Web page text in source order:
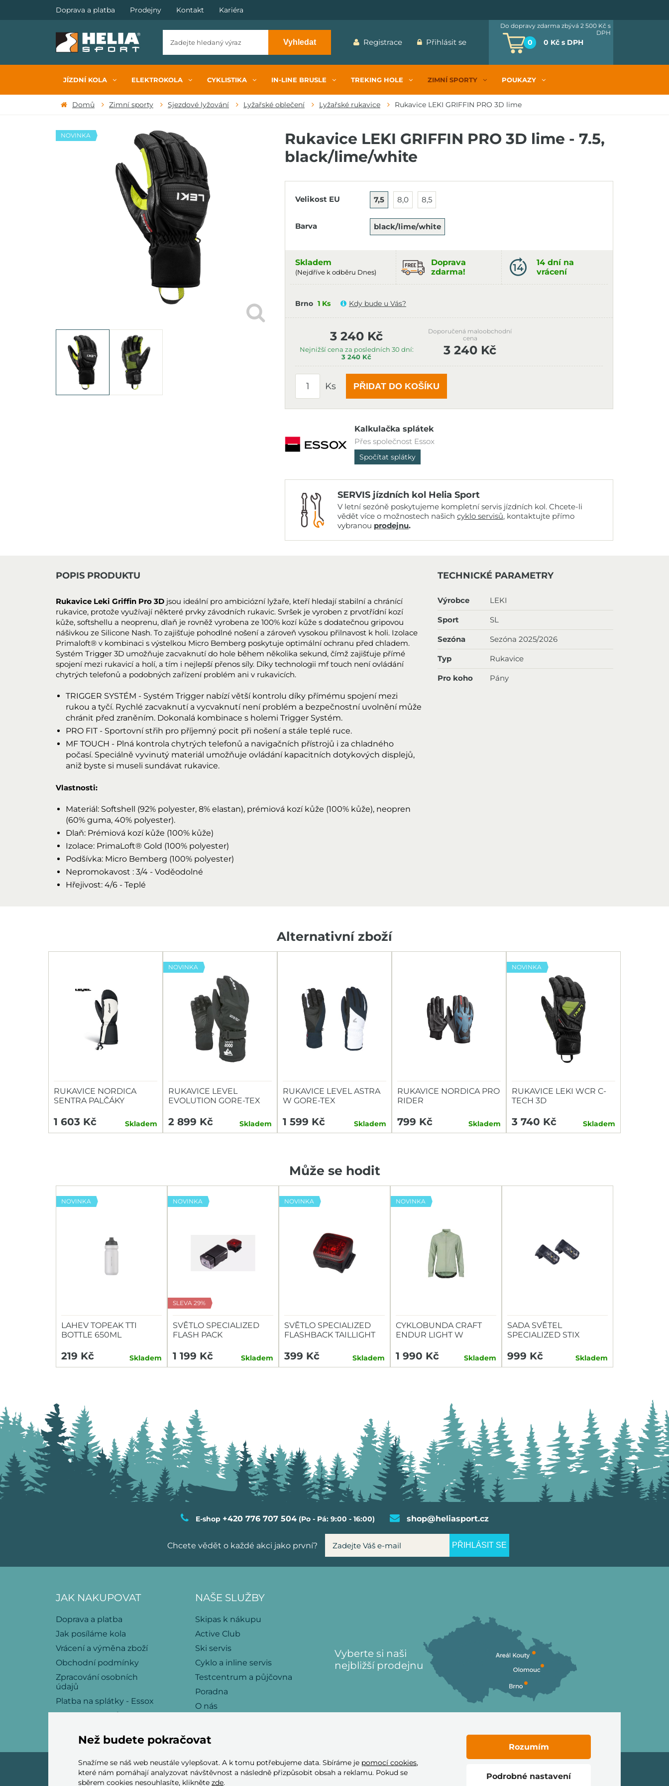
Doprava a platba Prodejny Kontakt Kariéra
Vyhledat Registrace Přihlásit se 0 0 Kč s DPH
Do dopravy zdarma zbývá 2 500 Kč s
DPH
JÍZDNÍ KOLA ELEKTROKOLA CYKLISTIKA IN-LINE BRUSLE TREKING HOLE ZIMNÍ SPORTY POUKAZY
Domů Zimní sporty Sjezdové lyžování Lyžařské oblečení Lyžařské rukavice Rukavice LEKI GRIFFIN PRO 3D lime
NOVINKA
Rukavice LEKI GRIFFIN PRO 3D lime - 7.5,
black/lime/white
Velikost EU 7,5 8,0 8,5
Barva black/lime/white
Skladem
(Nejdříve k odběru Dnes)
Doprava
zdarma!
14 dní na
vrácení
Brno 1 Ks Kdy bude u Vás?
3 240 Kč
Nejnižší cena za posledních 30 dní:
3 240 Kč
Doporučená maloobchodní
cena
3 240 Kč
Ks PŘIDAT DO KOŠÍKU
Kalkulačka splátek
Přes společnost Essox
Spočítat splátky
SERVIS jízdních kol Helia Sport
V letní sezóně poskytujeme kompletní servis jízdních kol. Chcete-li
vědět více o možnostech našich cyklo servisů, kontaktujte přímo
vybranou prodejnu.
POPIS PRODUKTU
Rukavice Leki Griffin Pro 3D jsou ideální pro ambiciózní lyžaře, kteří hledají stabilní a chránící
rukavice, protože využívají některé prvky závodních rukavic. Svršek je vyroben z prvotřídní kozí
kůže, softshellu a neoprenu, dlaň je rovněž vyrobena ze 100% kozí kůže s dodatečnou gripovou
nášivkou ze Silicone Nash. To zajišťuje pohodlné nošení a zároveň vysokou přilnavost k holi. Izolace
Primaloft® v kombinaci s výstelkou Micro Bemberg poskytuje optimální ochranu před chladem.
Systém Trigger 3D umožňuje zacvaknutí do hole během několika sekund, čímž zajišťuje přímé
spojení mezi rukavicí a holí, a tím i nejlepší přenos síly. Díky technologii mf touch není ovládání
chytrých telefonů a podobných zařízení problém ani v rukavicích.
TRIGGER SYSTÉM - Systém Trigger nabízí větší kontrolu díky přímému spojení mezi
rukou a tyčí. Rychlé zacvaknutí a vycvaknutí není problém a bezpečnostní uvolnění může
chránit před zraněním. Dokonalá kombinace s holemi Trigger Systém.
PRO FIT - Sportovní střih pro příjemný pocit při nošení a stále teplé ruce.
MF TOUCH - Plná kontrola chytrých telefonů a navigačních přístrojů i za chladného
počasí. Speciálně vyvinutý materiál umožňuje ovládání kapacitních dotykových displejů,
aniž byste si museli sundávat rukavice.
Vlastnosti:
Materiál: Softshell (92% polyester, 8% elastan), prémiová kozí kůže (100% kůže), neopren
(60% guma, 40% polyester).
Dlaň: Prémiová kozí kůže (100% kůže)
Izolace: PrimaLoft® Gold (100% polyester)
Podšívka: Micro Bemberg (100% polyester)
Nepromokavost : 3/4 - Voděodolné
Hřejivost: 4/6 - Teplé
TECHNICKÉ PARAMETRY
Výrobce LEKI
Sport SL
Sezóna Sezóna 2025/2026
Typ Rukavice
Pro koho Pány
Alternativní zboží
RUKAVICE NORDICA
SENTRA PALČÁKY
1 603 Kč Skladem
NOVINKA
RUKAVICE LEVEL
EVOLUTION GORE-TEX
2 899 Kč Skladem
RUKAVICE LEVEL ASTRA
W GORE-TEX
1 599 Kč Skladem
RUKAVICE NORDICA PRO
RIDER
799 Kč Skladem
NOVINKA
RUKAVICE LEKI WCR C-
TECH 3D
3 740 Kč Skladem
Může se hodit
NOVINKA
LAHEV TOPEAK TTI
BOTTLE 650ML
219 Kč Skladem
NOVINKA
SLEVA 29%
SVĚTLO SPECIALIZED
FLASH PACK
1 199 Kč Skladem
NOVINKA
SVĚTLO SPECIALIZED
FLASHBACK TAILLIGHT
399 Kč Skladem
NOVINKA
CYKLOBUNDA CRAFT
ENDUR LIGHT W
1 990 Kč Skladem
SADA SVĚTEL
SPECIALIZED STIX
999 Kč Skladem
E-shop +420 776 707 504(Po - Pá: 9:00 - 16:00) shop@heliasport.cz
Chcete vědět o každé akci jako první? PŘIHLÁSIT SE
JAK NAKUPOVAT
Doprava a platba
Jak posíláme kola
Vrácení a výměna zboží
Obchodní podmínky
Zpracování osobních
údajů
Platba na splátky - Essox
Politika souborů cookies
NAŠE SLUŽBY
Skipas k nákupu
Active Club
Ski servis
Cyklo a inline servis
Testcentrum a půjčovna
Poradna
O nás
Vyberte si naši
nejbližší prodejnu
Přijímáme tyto
Než budete pokračovat
Snažíme se náš web neustále vylepšovat. A k tomu potřebujeme data. Sbíráme je pomocí cookies,
které nám pomáhají analyzovat návštěvnost a následně přizpůsobit obsah a reklamu. Pokud se
sběrem cookies nesouhlasíte, klikněte zde.
Podrobné nastavení
Rozumím